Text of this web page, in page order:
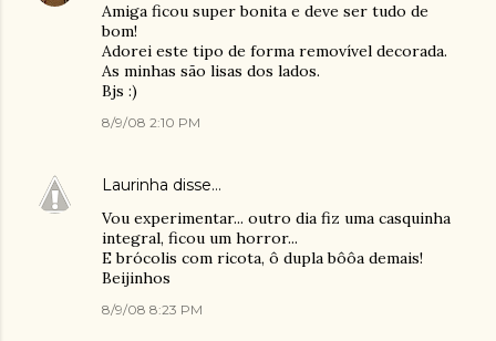
Amiga ficou super bonita e deve ser tudo de
bom!
Adorei este tipo de forma removível decorada.
As minhas são lisas dos lados.
Bjs :)
8/9/08 2:10 PM
Laurinha disse…
Vou experimentar... outro dia fiz uma casquinha
integral, ficou um horror...
E brócolis com ricota, ô dupla bôôa demais!
Beijinhos
8/9/08 8:23 PM